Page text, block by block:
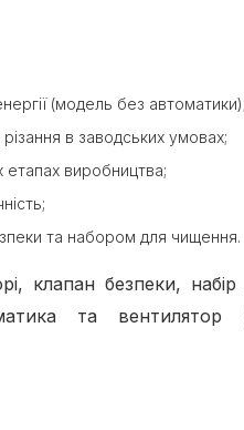
(модель без автоматики);
в заводських умовах;
етапах виробництва;
та набором для чищення.
клапан безпеки,
та вентилятор